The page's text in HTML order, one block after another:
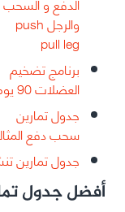
والرجل push
pull leg
برنامج تضخيم
العضلات 90 يوم
جدول تمارين
سحب دفع
جدول تمارين تنشيف
أفضل جدول